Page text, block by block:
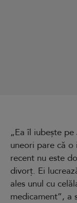
„Ea îl iubește
uneori pare că o
recent nu este
divorț. Ei
ales unul cu
medicament”, a